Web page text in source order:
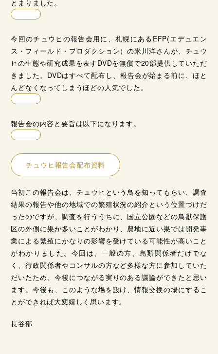
とまりました。
今回のチュウヒの報告会用に、札幌にあるEFP(エデュエン
ス・フィールド・プロダクション）の米川洋さんが、チュウ
ヒの生態や研究成果を表すDVDを無償で20部提供していただ
きました。DVDはすべて配布し、報告会が始まる前に、ほと
んどなくなってしまうほどの人気でした。
報告会の内容と要旨は以下になります。
チュウヒ報告会配布資料
当初この報告会は、チュウヒという鳥を知ってもらい、調査
結果の報告や他の地域での繁殖状況の紹介という位置づけだ
ったのですが、調査を行ううちに、国立公園などの鳥獣保護
区の外側に巣が多いことがわかり、農地に近い巣では開発事
業による繁殖にかなりの影響を受けている可能性が高いこと
がわかりました。今回は、一般の方、鳥類関係者だけでな
く、行政関係者やコンサルの方など多様な方に参加していた
だいたため、今後につながる実りのある議論ができたと思い
ます。今後も、このような場を設け、情報交換の場にするこ
とができれば大変嬉しく思います。
長谷部